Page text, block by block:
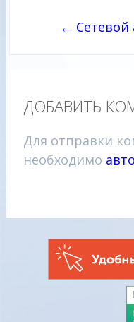
записям
← Сетевой
ДОБАВИТЬ
Для отправки
необходимо